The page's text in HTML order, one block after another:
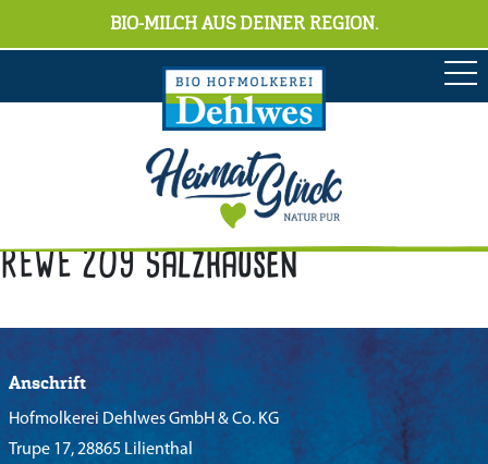
BIO-MILCH AUS DEINER REGION.
REWE 209 Salzhausen
Anschrift
Hofmolkerei Dehlwes GmbH & Co. KG
Trupe 17, 28865 Lilienthal